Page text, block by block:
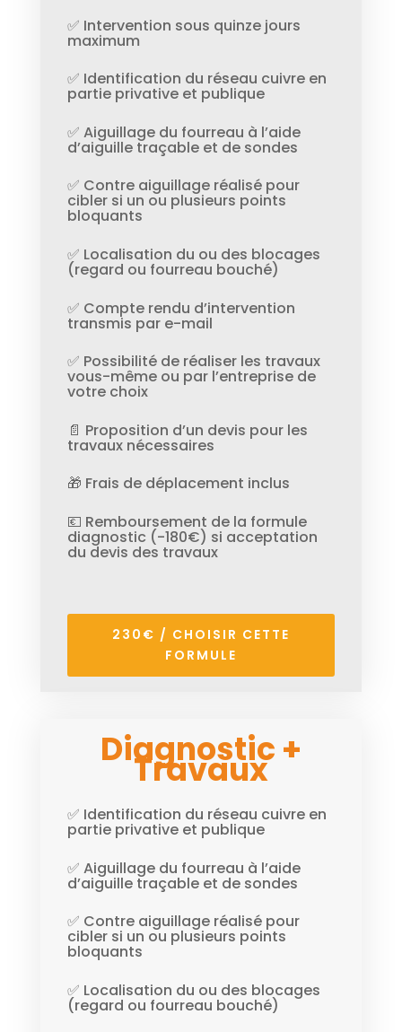
✅ Intervention sous quinze jours
maximum
✅ Identification du réseau cuivre en
partie privative et publique
✅ Aiguillage du fourreau à l’aide
d’aiguille traçable et de sondes
✅ Contre aiguillage réalisé pour
cibler si un ou plusieurs points
bloquants
✅ Localisation du ou des blocages
(regard ou fourreau bouché)
✅ Compte rendu d’intervention
transmis par e-mail
✅ Possibilité de réaliser les travaux
vous-même ou par l’entreprise de
votre choix
📄 Proposition d’un devis pour les
travaux nécessaires
🎁 Frais de déplacement inclus
💶 Remboursement de la formule
diagnostic (-180€) si acceptation
du devis des travaux
230€ / CHOISIR CETTE
FORMULE
Diagnostic +
Travaux
✅ Identification du réseau cuivre en
partie privative et publique
✅ Aiguillage du fourreau à l’aide
d’aiguille traçable et de sondes
✅ Contre aiguillage réalisé pour
cibler si un ou plusieurs points
bloquants
✅ Localisation du ou des blocages
(regard ou fourreau bouché)